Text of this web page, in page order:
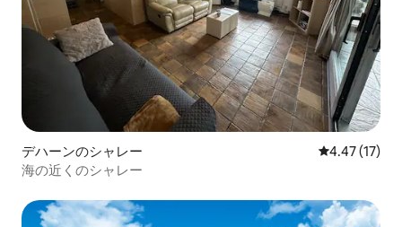
デハーンのシャレー レビュー17
4.47 (17)
海の近くのシャレー